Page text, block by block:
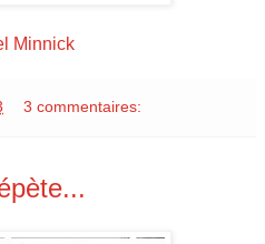
Minnick
3 commentaires: